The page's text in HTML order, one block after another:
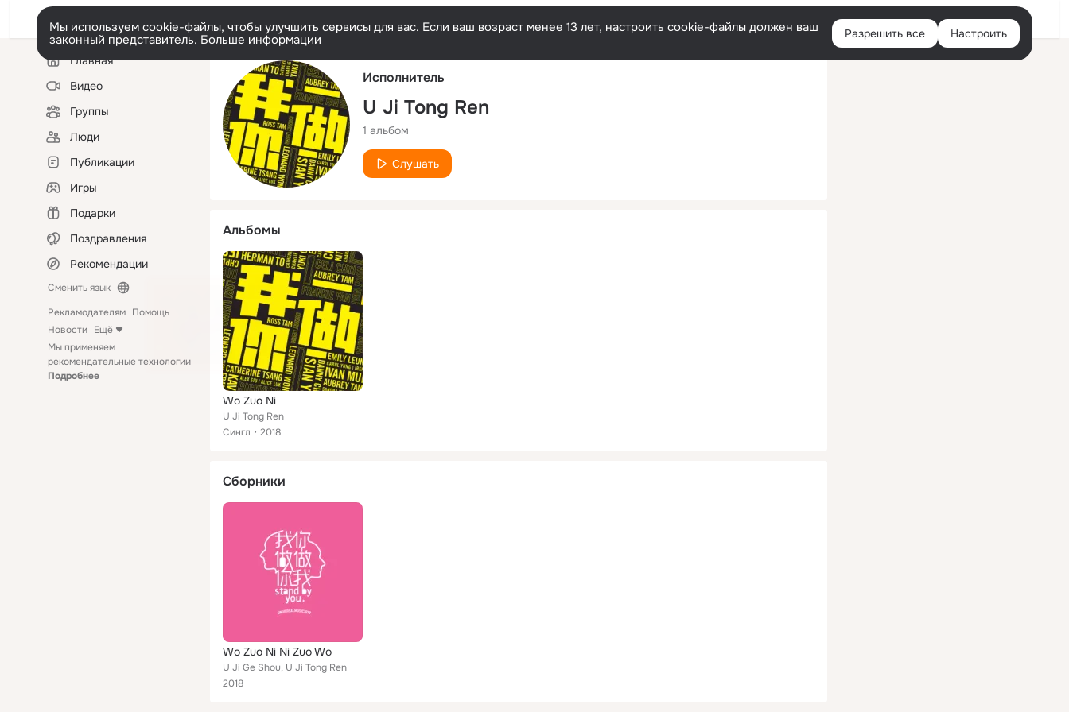
Русский Войти
Мы используем cookie-файлы, чтобы улучшить сервисы для вас. Если ваш возраст менее 13 лет, настроить cookie-файлы должен ваш
законный представитель. Больше информации Разрешить все Настроить
Левая
колонкаГлавная
Видео
Группы
Люди
Публикации
Игры
Подарки
Поздравления
Рекомендации
Сменить язык
Рекламодателям Помощь
Новости Ещё
Мы применяем
рекомендательные технологии
Подробнее
Исполнитель
U Ji Tong Ren
1 альбом
Слушать
Альбомы
Wo Zuo Ni
U Ji Tong Ren
Сингл
2018
Сборники
Wo Zuo Ni Ni Zuo Wo
U Ji Ge Shou, U Ji Tong Ren
2018